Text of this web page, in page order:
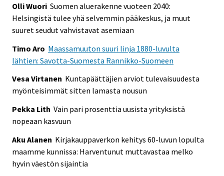
Olli Wuori Suomen aluerakenne vuoteen 2040:
Helsingistä tulee yhä selvemmin pääkeskus, ja muut
suuret seudut vahvistavat asemiaan
Timo Aro Maassamuuton suuri linja 1880-luvulta
lähtien: Savotta-Suomesta Rannikko-Suomeen
Vesa Virtanen Kuntapäättäjien arviot tulevaisuudesta
myönteisimmät sitten lamasta nousun
Pekka Lith Vain pari prosenttia uusista yrityksistä
nopeaan kasvuun
Aku Alanen Kirjakauppaverkon kehitys 60-luvun lopulta
maamme kunnissa: Harventunut muttavastaa melko
hyvin väestön sijaintia